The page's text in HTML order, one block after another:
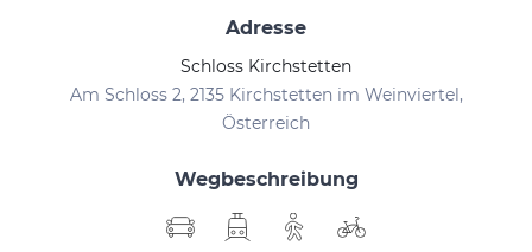
Adresse
Schloss Kirchstetten
Am Schloss 2, 2135 Kirchstetten im Weinviertel,
Österreich
Wegbeschreibung